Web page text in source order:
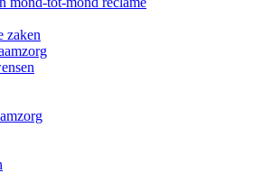
zaken